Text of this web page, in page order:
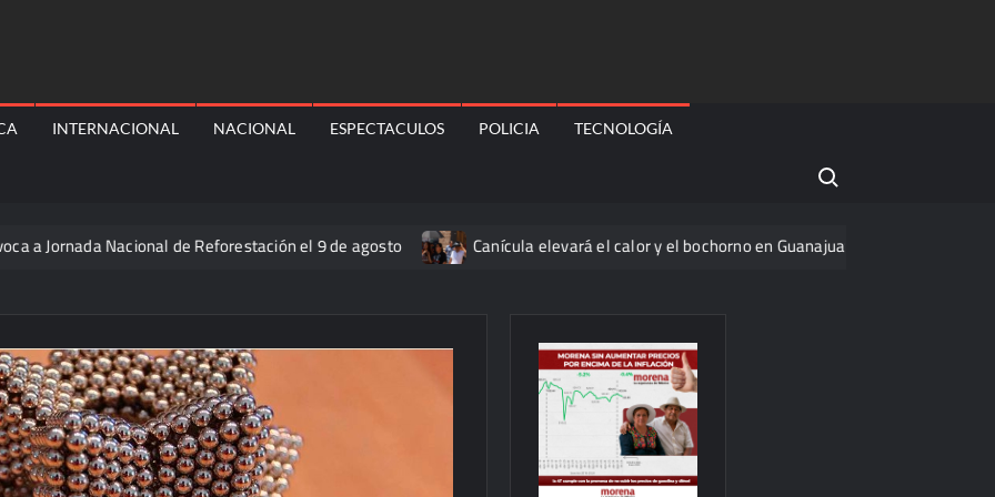
INTERNACIONAL NACIONAL ESPECTACULOS POLICIA TECNOLOGÍA
Search for:
Nacional de Reforestación el 9 de agosto Canícula elevará el calor y el bochorno en Guanajuato durante agosto